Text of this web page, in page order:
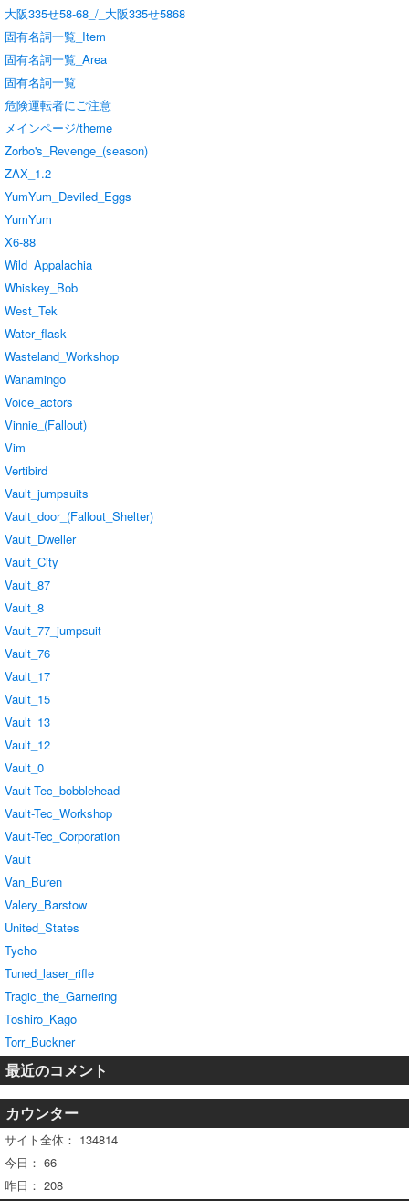
大阪335せ58-68_/_大阪335せ5868
固有名詞一覧_Item
固有名詞一覧_Area
固有名詞一覧
危険運転者にご注意
メインページ/theme
Zorbo's_Revenge_(season)
ZAX_1.2
YumYum_Deviled_Eggs
YumYum
X6-88
Wild_Appalachia
Whiskey_Bob
West_Tek
Water_flask
Wasteland_Workshop
Wanamingo
Voice_actors
Vinnie_(Fallout)
Vim
Vertibird
Vault_jumpsuits
Vault_door_(Fallout_Shelter)
Vault_Dweller
Vault_City
Vault_87
Vault_8
Vault_77_jumpsuit
Vault_76
Vault_17
Vault_15
Vault_13
Vault_12
Vault_0
Vault-Tec_bobblehead
Vault-Tec_Workshop
Vault-Tec_Corporation
Vault
Van_Buren
Valery_Barstow
United_States
Tycho
Tuned_laser_rifle
Tragic_the_Garnering
Toshiro_Kago
Torr_Buckner
最近のコメント
カウンター
サイト全体： 134814
今日： 66
昨日： 208